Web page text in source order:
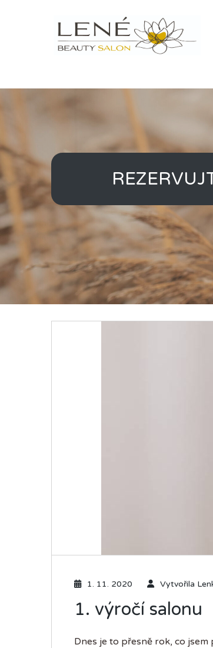
1. 11. 2020 Vytvořila
1. výročí salonu
Dnes je to přesně rok, co